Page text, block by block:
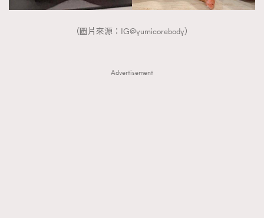
（圖片來源：IG@yumicorebody）
Advertisement